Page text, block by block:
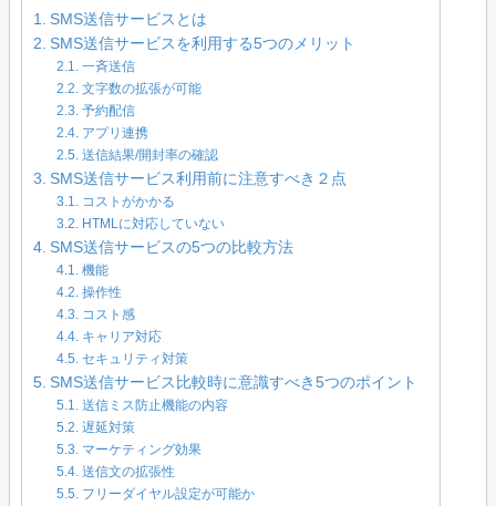
SMS送信サービスとは
SMS送信サービスを利用する5つのメリット
一斉送信
文字数の拡張が可能
予約配信
アプリ連携
送信結果/開封率の確認
SMS送信サービス利用前に注意すべき２点
コストがかかる
HTMLに対応していない
SMS送信サービスの5つの比較方法
機能
操作性
コスト感
キャリア対応
セキュリティ対策
SMS送信サービス比較時に意識すべき5つのポイント
送信ミス防止機能の内容
遅延対策
マーケティング効果
送信文の拡張性
フリーダイヤル設定が可能か